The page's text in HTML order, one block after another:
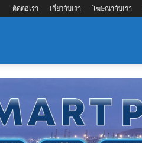
ติดต่อเรา เกี่ยวกับเรา โฆษณากับเรา